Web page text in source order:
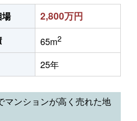
2,800万円
65m2
25年
マンションが高く売れた地